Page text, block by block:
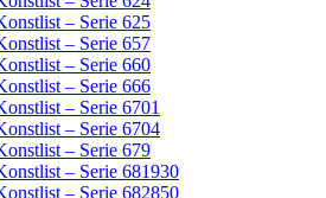
– Serie 625
– Serie 657
– Serie 660
– Serie 666
– Serie 6701
– Serie 6704
– Serie 679
– Serie 681930
– Serie 682850